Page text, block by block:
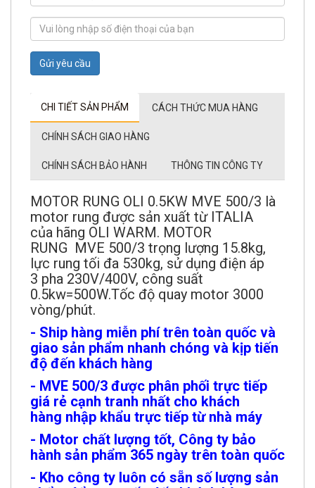
MOTOR RUNG OLI 0.5KW MVE 500/3 là
motor rung được sản xuất từ ITALIA
của hãng OLI WARM. MOTOR
RUNG MVE 500/3 trọng lượng 15.8kg,
lực rung tối đa 530kg, sử dụng điện áp
3 pha 230V/400V, công suất
0.5kw=500W.Tốc độ quay motor 3000
vòng/phút.
- Ship hàng miễn phí trên toàn quốc và
giao sản phẩm nhanh chóng và kịp tiến
độ đến khách hàng
- MVE 500/3 được phân phối trực tiếp
giá rẻ cạnh tranh nhất cho khách
hàng nhập khẩu trực tiếp từ nhà máy
- Motor chất lượng tốt, Công ty bảo
hành sản phẩm 365 ngày trên toàn quốc
- Kho công ty luôn có sẵn số lượng sản
phẩm để cung cấp đến khách hàng